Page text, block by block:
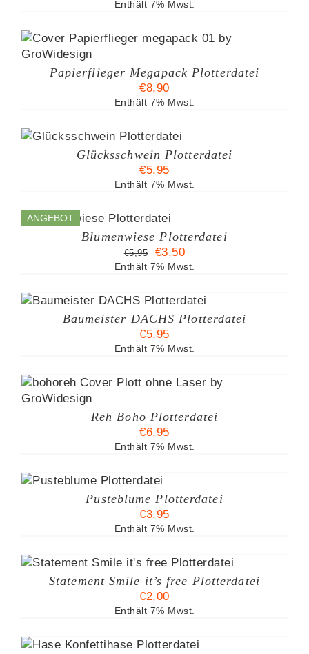
Enthält 7% Mwst.
Papierflieger Megapack Plotterdatei
€8,90
Enthält 7% Mwst.
Glücksschwein Plotterdatei
€5,95
Enthält 7% Mwst.
ANGEBOT
Blumenwiese Plotterdatei
€5,95
Ursprünglicher
Preis
€5,95
€3,50Aktueller
Preis
€3,50.
Enthält 7% Mwst.
Baumeister DACHS Plotterdatei
€5,95
Enthält 7% Mwst.
Reh Boho Plotterdatei
€6,95
Enthält 7% Mwst.
Pusteblume Plotterdatei
€3,95
Enthält 7% Mwst.
Statement Smile it’s free Plotterdatei
€2,00
Enthält 7% Mwst.